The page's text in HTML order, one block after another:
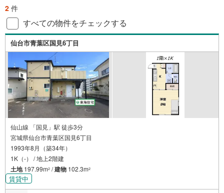
2 件
すべての物件をチェックする
仙台市青葉区国見6丁目
仙山線 「国見」駅 徒歩3分
宮城県仙台市青葉区国見6丁目
1993年8月（築34年）
1K（-） / 地上2階建
土地197.99m2 /建物 102.3m2
賃貸中